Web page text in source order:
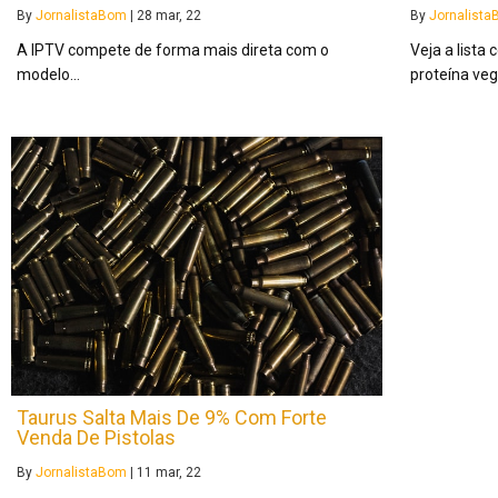
By JornalistaBom | 28 mar, 22
A IPTV compete de forma mais direta com o
modelo…
By
Veja a lista
proteína
Taurus Salta Mais De 9% Com Forte
Venda De Pistolas
By JornalistaBom 11 mar, 22